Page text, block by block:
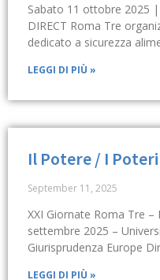
Sabato 11 ottobre 2025 |
DIRECT Roma Tre
dedicato a sicurezza
LEGGI DI PIÙ »
Il Potere / I Poteri
September 11, 2025
XXI Giornate Roma Tre
settembre 2025 –
Giurisprudenza Europe
LEGGI DI PIÙ »